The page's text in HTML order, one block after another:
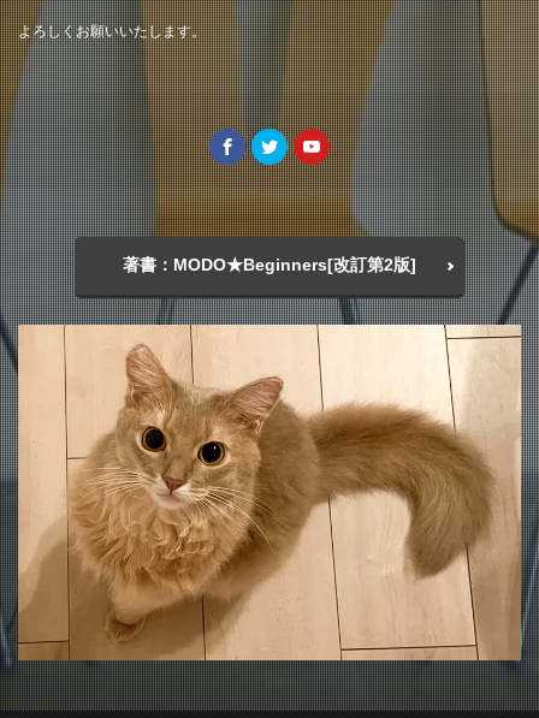
よろしくお願いいたします。
著書：MODO★Beginners[改訂第2版]